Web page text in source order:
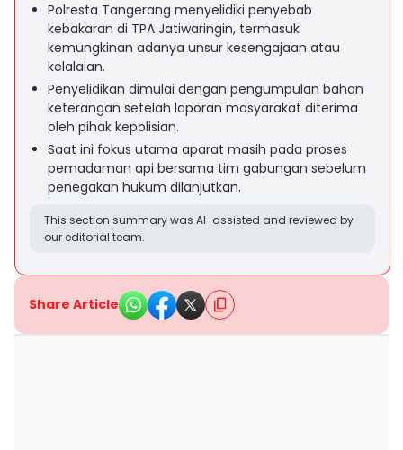
Polresta Tangerang menyelidiki penyebab
kebakaran di TPA Jatiwaringin, termasuk
kemungkinan adanya unsur kesengajaan atau
kelalaian.
Penyelidikan dimulai dengan pengumpulan bahan
keterangan setelah laporan masyarakat diterima
oleh pihak kepolisian.
Saat ini fokus utama aparat masih pada proses
pemadaman api bersama tim gabungan sebelum
penegakan hukum dilanjutkan.
This section summary was AI-assisted and reviewed by
our editorial team.
Share Article